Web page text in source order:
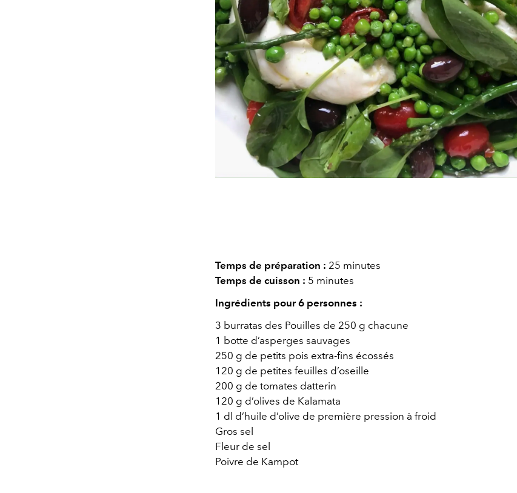
Temps de préparation : 25 minutes
Temps de cuisson : 5 minutes
Ingrédients pour 6 personnes :
3 burratas des Pouilles de 250 g chacune
1 botte d’asperges sauvages
250 g de petits pois extra-fins écossés
120 g de petites feuilles d’oseille
200 g de tomates datterin
120 g d’olives de Kalamata
1 dl d’huile d’olive de première pression à froid
Gros sel
Fleur de sel
Poivre de Kampot